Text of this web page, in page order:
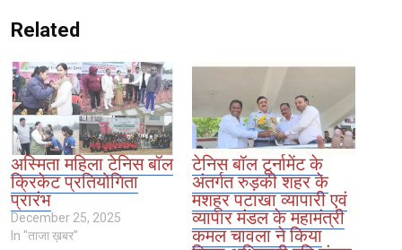
Related
अस्मिता महिला टेनिस बॉल
क्रिकेट प्रतियोगिता
प्रारंभ
December 25, 2025
In "ताजा ख़बर"
टेनिस बॉल टूर्नामेंट के
अंतर्गत रुड़की शहर के
मशहूर पटाखा व्यापारी एवं
व्यापार मंडल के महामंत्री
कमल चावला ने किया